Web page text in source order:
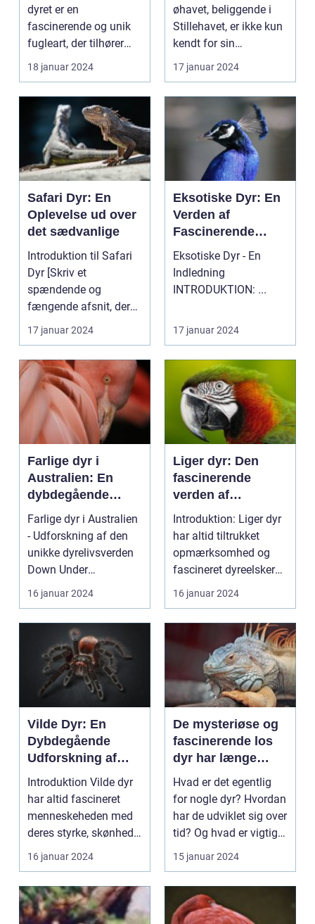
dyret er en
fascinerende og unik
fugleart, der tilhører
ordenen
Apterygiformes o...
18 januar 2024
øhavet, beliggende i
Stillehavet, er ikke kun
kendt for sin
storslåede natur og
bet...
17 januar 2024
Safari Dyr: En
Oplevelse ud over
det sædvanlige
Introduktion til Safari
Dyr [Skriv et
spændende og
fængende afsnit, der
får læserens interesse
ved ...
17 januar 2024
Eksotiske Dyr: En
Verden af
Fascinerende
Skabninger
Eksotiske Dyr - En
Indledning
INTRODUKTION: ...
17 januar 2024
Farlige dyr i
Australien: En
dybdegående
analyse
Farlige dyr i Australien
- Udforskning af den
unikke dyrelivsverden
Down Under
Indledning: Australi...
16 januar 2024
Liger dyr: Den
fascinerende
verden af
hybridkrydsninger
Introduktion: Liger dyr
har altid tiltrukket
opmærksomhed og
fascineret dyreelskere
og forskere. I d...
16 januar 2024
Vilde Dyr: En
Dybdegående
Udforskning af
Naturens
Skabninger
Introduktion Vilde dyr
har altid fascineret
menneskeheden med
deres styrke, skønhed
og unikke adfærd...
16 januar 2024
De mysteriøse og
fascinerende los
dyr har længe
været et emne af
interesse for
dyreejere og
dyreelskere over
hele verden
Hvad er det egentlig
for nogle dyr? Hvordan
har de udviklet sig over
tid? Og hvad er vigtigt
at vide...
15 januar 2024